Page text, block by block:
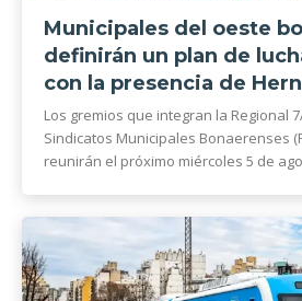
Municipales del oeste
definirán un plan de
con la presencia de
Los gremios que integran la Regional
Sindicatos Municipales Bonaerenses
reunirán el próximo miércoles 5 de